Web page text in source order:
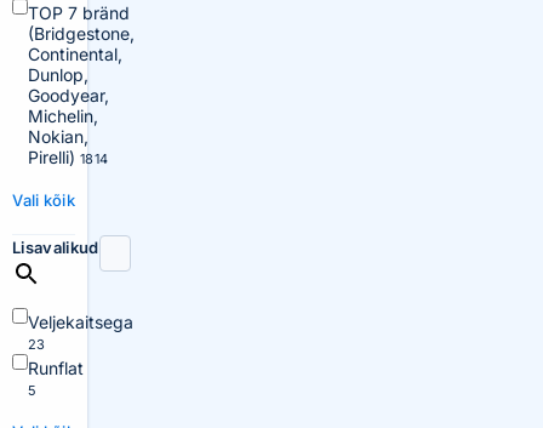
TOP 7 bränd
(Bridgestone,
Continental,
Dunlop,
Goodyear,
Michelin,
Nokian,
Pirelli) 1814
Vali kõik
Lisavalikud
Veljekaitsega
23
Runflat
5